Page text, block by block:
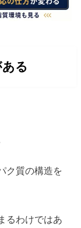
る
ク質の構造を
るわけではあ